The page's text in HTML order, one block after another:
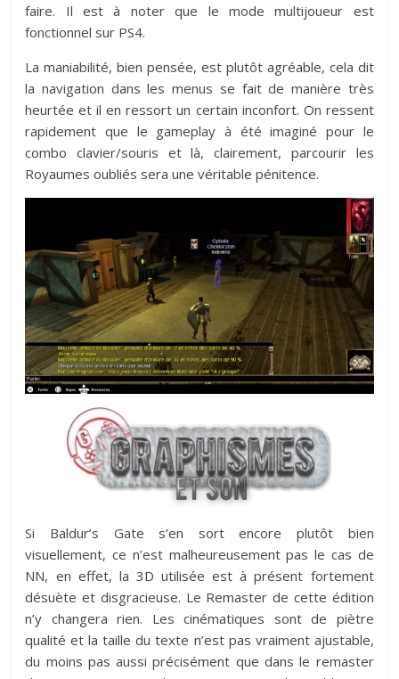
faire. Il est à noter que le mode multijoueur est
fonctionnel sur PS4.
La maniabilité, bien pensée, est plutôt agréable, cela dit
la navigation dans les menus se fait de manière très
heurtée et il en ressort un certain inconfort. On ressent
rapidement que le gameplay à été imaginé pour le
combo clavier/souris et là, clairement, parcourir les
Royaumes oubliés sera une véritable pénitence.
Si Baldur’s Gate s’en sort encore plutôt bien
visuellement, ce n’est malheureusement pas le cas de
NN, en effet, la 3D utilisée est à présent fortement
désuète et disgracieuse. Le Remaster de cette édition
n’y changera rien. Les cinématiques sont de piètre
qualité et la taille du texte n’est pas vraiment ajustable,
du moins pas aussi précisément que dans le remaster